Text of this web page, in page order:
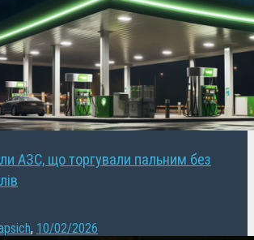
АЗС, що торгували пальним без
, 10/02/2026